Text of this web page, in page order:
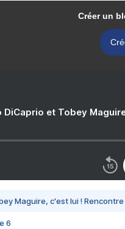
Créer un
DiCaprio et Tobey
Maguire, c'est lui !
6